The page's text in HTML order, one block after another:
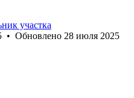
участка
• Обновлено 28 июля 2025